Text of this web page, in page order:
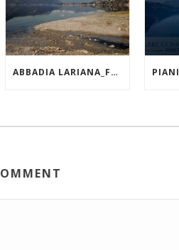
ABBADIA LARIANA_FOCE DEL TORRENTE ZERBO